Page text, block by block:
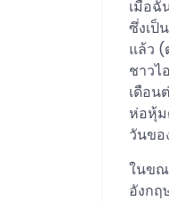
เมื่อฉั
ซึ่งเป็
แล้ว (
ชาวไ
เดือ
ห่อหุ้ม
วันขอ
ในขณ
อังกฤ